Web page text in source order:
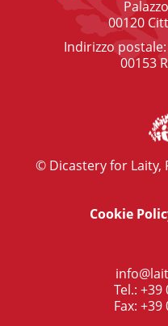
00120
Indirizzo postale:
00153
© Dicastery for Laity,
Cookie
Tel.: +39
Fax: +39